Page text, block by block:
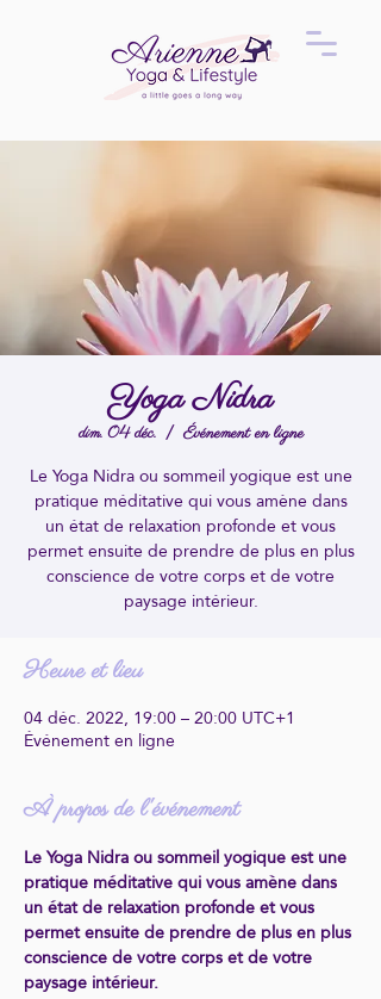
Yoga Nidra
dim. 04 déc.
  |
Événement en ligne
Le Yoga Nidra ou sommeil yogique est une
pratique méditative qui vous amène dans
un état de relaxation profonde et vous
permet ensuite de prendre de plus en plus
conscience de votre corps et de votre
paysage intérieur.
Heure et lieu
04 déc. 2022, 19:00 – 20:00 UTC+1
Événement en ligne
À propos de l'événement
Le Yoga Nidra ou sommeil yogique est une
pratique méditative qui vous amène dans
un état de relaxation profonde et vous
permet ensuite de prendre de plus en plus
conscience de votre corps et de votre
paysage intérieur.